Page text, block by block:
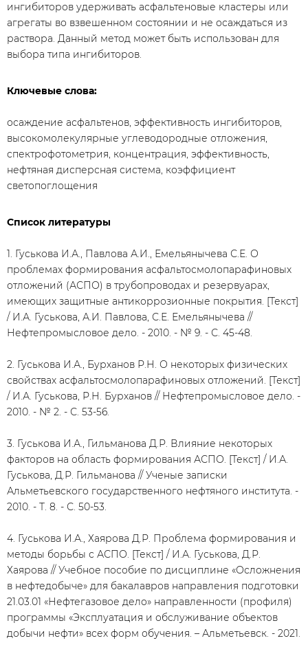
ингибиторов удерживать асфальтеновые кластеры или
агрегаты во взвешенном состоянии и не осаждаться из
раствора. Данный метод может быть использован для
выбора типа ингибиторов.
Ключевые слова:
осаждение асфальтенов, эффективность ингибиторов,
высокомолекулярные углеводородные отложения,
спектрофотометрия, концентрация, эффективность,
нефтяная дисперсная система, коэффициент
светопоглощения
Список литературы
1. Гуськова И.А., Павлова А.И., Емельянычева С.Е. О
проблемах формирования асфальтосмолопарафиновых
отложений (АСПО) в трубопроводах и резервуарах,
имеющих защитные антикоррозионные покрытия. [Текст]
/ И.А. Гуськова, А.И. Павлова, С.Е. Емельянычева //
Нефтепромысловое дело. - 2010. - № 9. - С. 45-48.
2. Гуськова И.А., Бурханов Р.Н. О некоторых физических
свойствах асфальтосмолопарафиновых отложений. [Текст]
/ И.А. Гуськова, Р.Н. Бурханов // Нефтепромысловое дело. -
2010. - № 2. - С. 53-56.
3. Гуськова И.А., Гильманова Д.Р. Влияние некоторых
факторов на область формирования АСПО. [Текст] / И.А.
Гуськова, Д.Р. Гильманова // Ученые записки
Альметьевского государственного нефтяного института. -
2010. - Т. 8. - С. 50-53.
4. Гуськова И.А., Хаярова Д.Р. Проблема формирования и
методы борьбы с АСПО. [Текст] / И.А. Гуськова, Д.Р.
Хаярова // Учебное пособие по дисциплине «Осложнения
в нефтедобыче» для бакалавров направления подготовки
21.03.01 «Нефтегазовое дело» направленности (профиля)
программы «Эксплуатация и обслуживание объектов
добычи нефти» всех форм обучения. – Альметьевск. - 2021.